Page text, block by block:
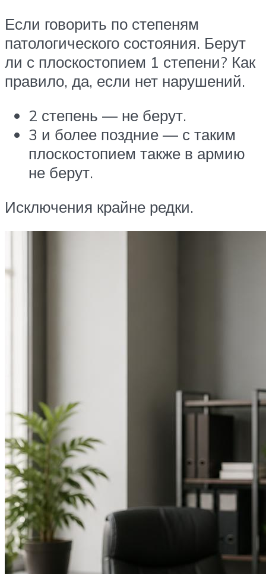
Если говорить по степеням
патологического состояния. Берут
ли с плоскостопием 1 степени? Как
правило, да, если нет нарушений.
2 степень — не берут.
3 и более поздние — с таким
плоскостопием также в армию
не берут.
Исключения крайне редки.